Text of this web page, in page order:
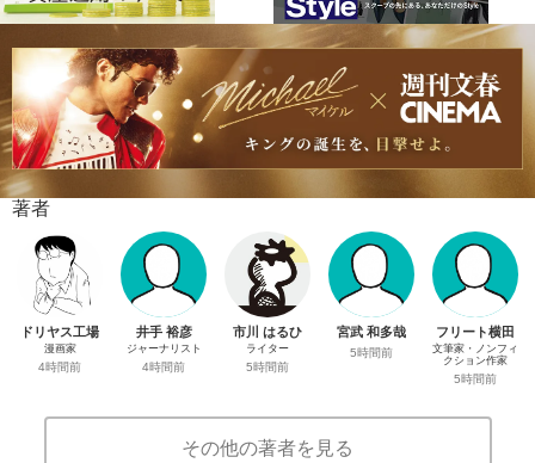
著者
ドリヤス工場
漫画家
4時間前
井手 裕彦
ジャーナリスト
4時間前
市川 はるひ
ライター
5時間前
宮武 和多哉
5時間前
フリート横田
文筆家・ノンフィ
クション作家
5時間前
その他の著者を見る